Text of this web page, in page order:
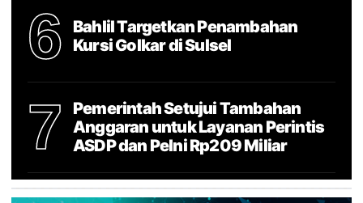
6
Bahlil Targetkan Penambahan
Kursi Golkar di Sulsel
7
Pemerintah Setujui Tambahan
Anggaran untuk Layanan Perintis
ASDP dan Pelni Rp209 Miliar